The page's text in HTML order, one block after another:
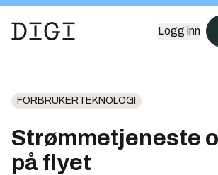
Logg inn
FORBRUKERTEKNOLOGI
Strømmetjeneste
på flyet